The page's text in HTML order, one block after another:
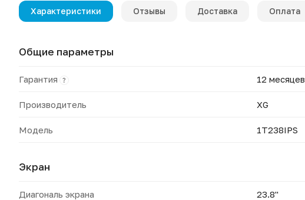
Характеристики Отзывы Доставка Оплата
Общие параметры
Гарантия ? 12 месяцев
Производитель XG
Модель 1T238IPS
Экран
Диагональ экрана 23.8"